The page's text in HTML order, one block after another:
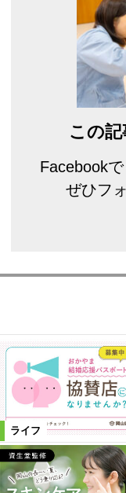
この
Facebook
ぜひフ
ライフ